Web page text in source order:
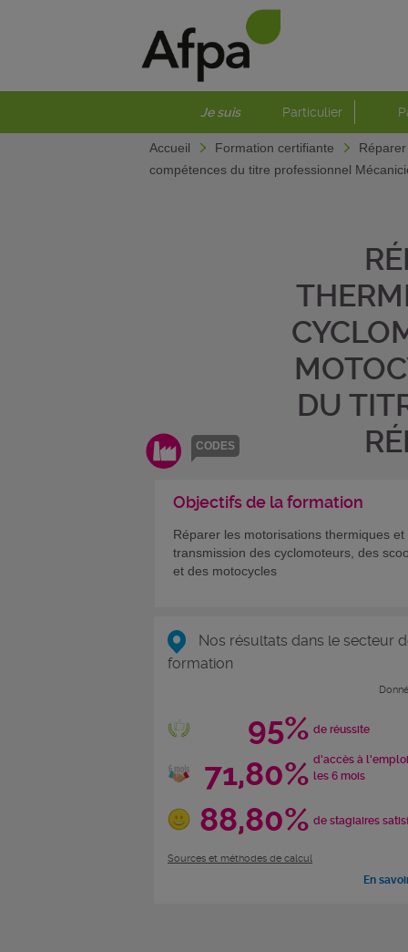
Je suis Particulier
Accueil Formation certifiante
compétences du titre professionnel
CODES
DU
Objectifs de la formation
Réparer les motorisations thermiques et
transmission des cyclomoteurs, des
et des motocycles
Nos résultats dans le secteur
formation
95% de réussite
71,80% d'accès à
les 6 mois
88,80% de stagiaires
Sources et méthodes de calcul
En